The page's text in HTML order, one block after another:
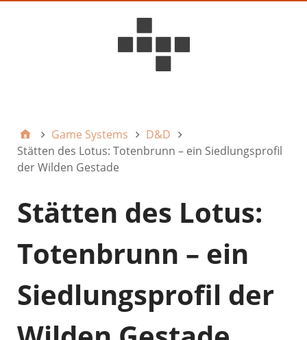
Game Systems
D&D
Stätten des Lotus: Totenbrunn – ein Siedlungsprofil
der Wilden Gestade
Stätten des Lotus:
Totenbrunn – ein
Siedlungsprofil der